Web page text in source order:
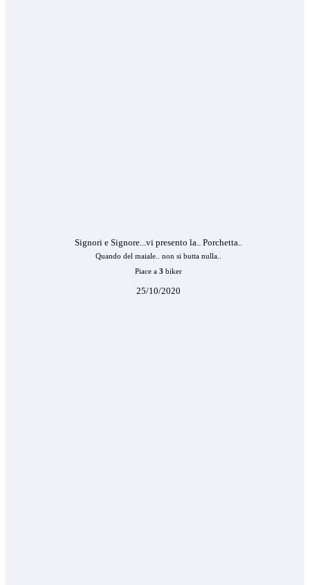
Signori e Signore...vi presento la.. Porchetta..
Quando del maiale.. non si butta nulla..
Piace a 3 biker
25/10/2020